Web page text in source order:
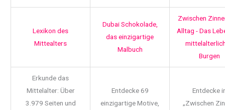
Lexikon des
Mittealters
Dubai Schokolade,
das einzigartige
Malbuch
Zwischen
Alltag - Das
Burgen
Erkunde das
Mittelalter: Über
3.979 Seiten und
Entdecke 69
einzigartige Motive,
Entdecke
„Zwischen